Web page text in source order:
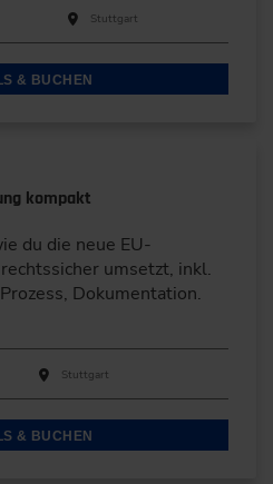
Stuttgart
& BUCHEN
kompakt
du die neue EU-
umsetzt, inkl.
Dokumentation.
Stuttgart
& BUCHEN